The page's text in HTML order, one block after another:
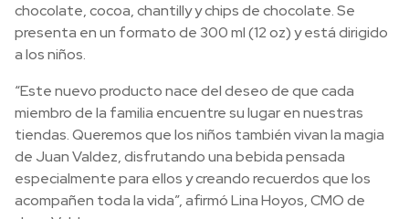
chocolate, cocoa, chantilly y chips de chocolate. Se
presenta en un formato de 300 ml (12 oz) y está dirigido
a los niños.
“Este nuevo producto nace del deseo de que cada
miembro de la familia encuentre su lugar en nuestras
tiendas. Queremos que los niños también vivan la magia
de Juan Valdez, disfrutando una bebida pensada
especialmente para ellos y creando recuerdos que los
acompañen toda la vida”, afirmó Lina Hoyos, CMO de